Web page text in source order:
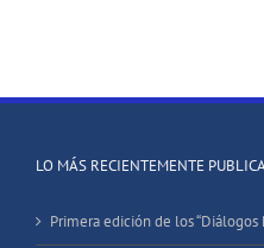
LO MÁS RECIENTEMENTE
Primera edición de los “Diálogos